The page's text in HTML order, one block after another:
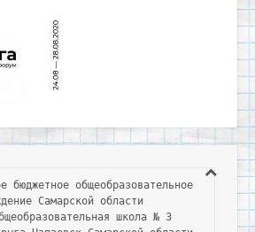
бюджетное общеобразовательное
Самарской области
школа № 3